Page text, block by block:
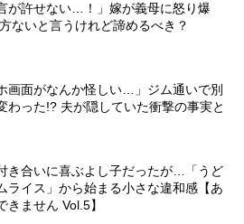
が許せない…！」嫁が義母に怒り爆
ないと言うけれど諦めるべき？
画面がなんか怪しい…」ジム通いで別
わった!? 夫が隠していた衝撃の事実と
き合いに喜ぶよし子だったが…「うど
ライス」から始まる小さな違和感【あ
きません Vol.5】